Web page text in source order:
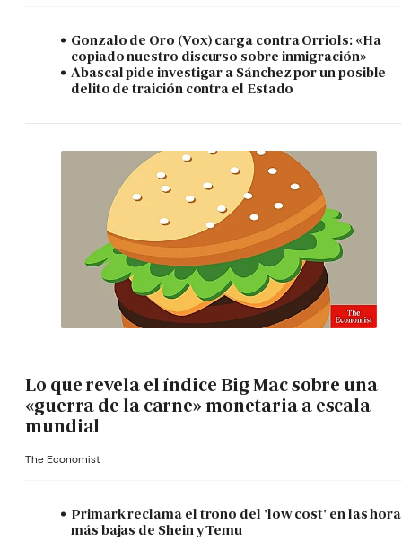
Gonzalo de Oro (Vox) carga contra Orriols: «Ha
copiado nuestro discurso sobre inmigración»
Abascal pide investigar a Sánchez por un posible
delito de traición contra el Estado
Lo que revela el índice Big Mac sobre una
«guerra de la carne» monetaria a escala
mundial
The Economist
Primark reclama el trono del 'low cost' en las
más bajas de Shein y Temu